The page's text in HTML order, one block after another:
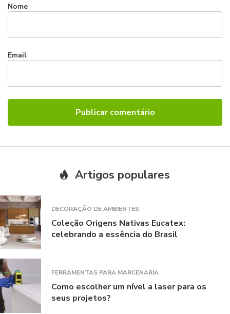
Nome
Email
Artigos populares
DECORAÇÃO DE AMBIENTES
Coleção Origens Nativas Eucatex:
celebrando a essência do Brasil
FERRAMENTAS PARA MARCENARIA
Como escolher um nível a laser para os
seus projetos?